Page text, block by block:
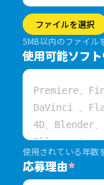
ファイルを選択
5MB以内のファイル
使用可能ソフ
使用されている年数
応募理由*